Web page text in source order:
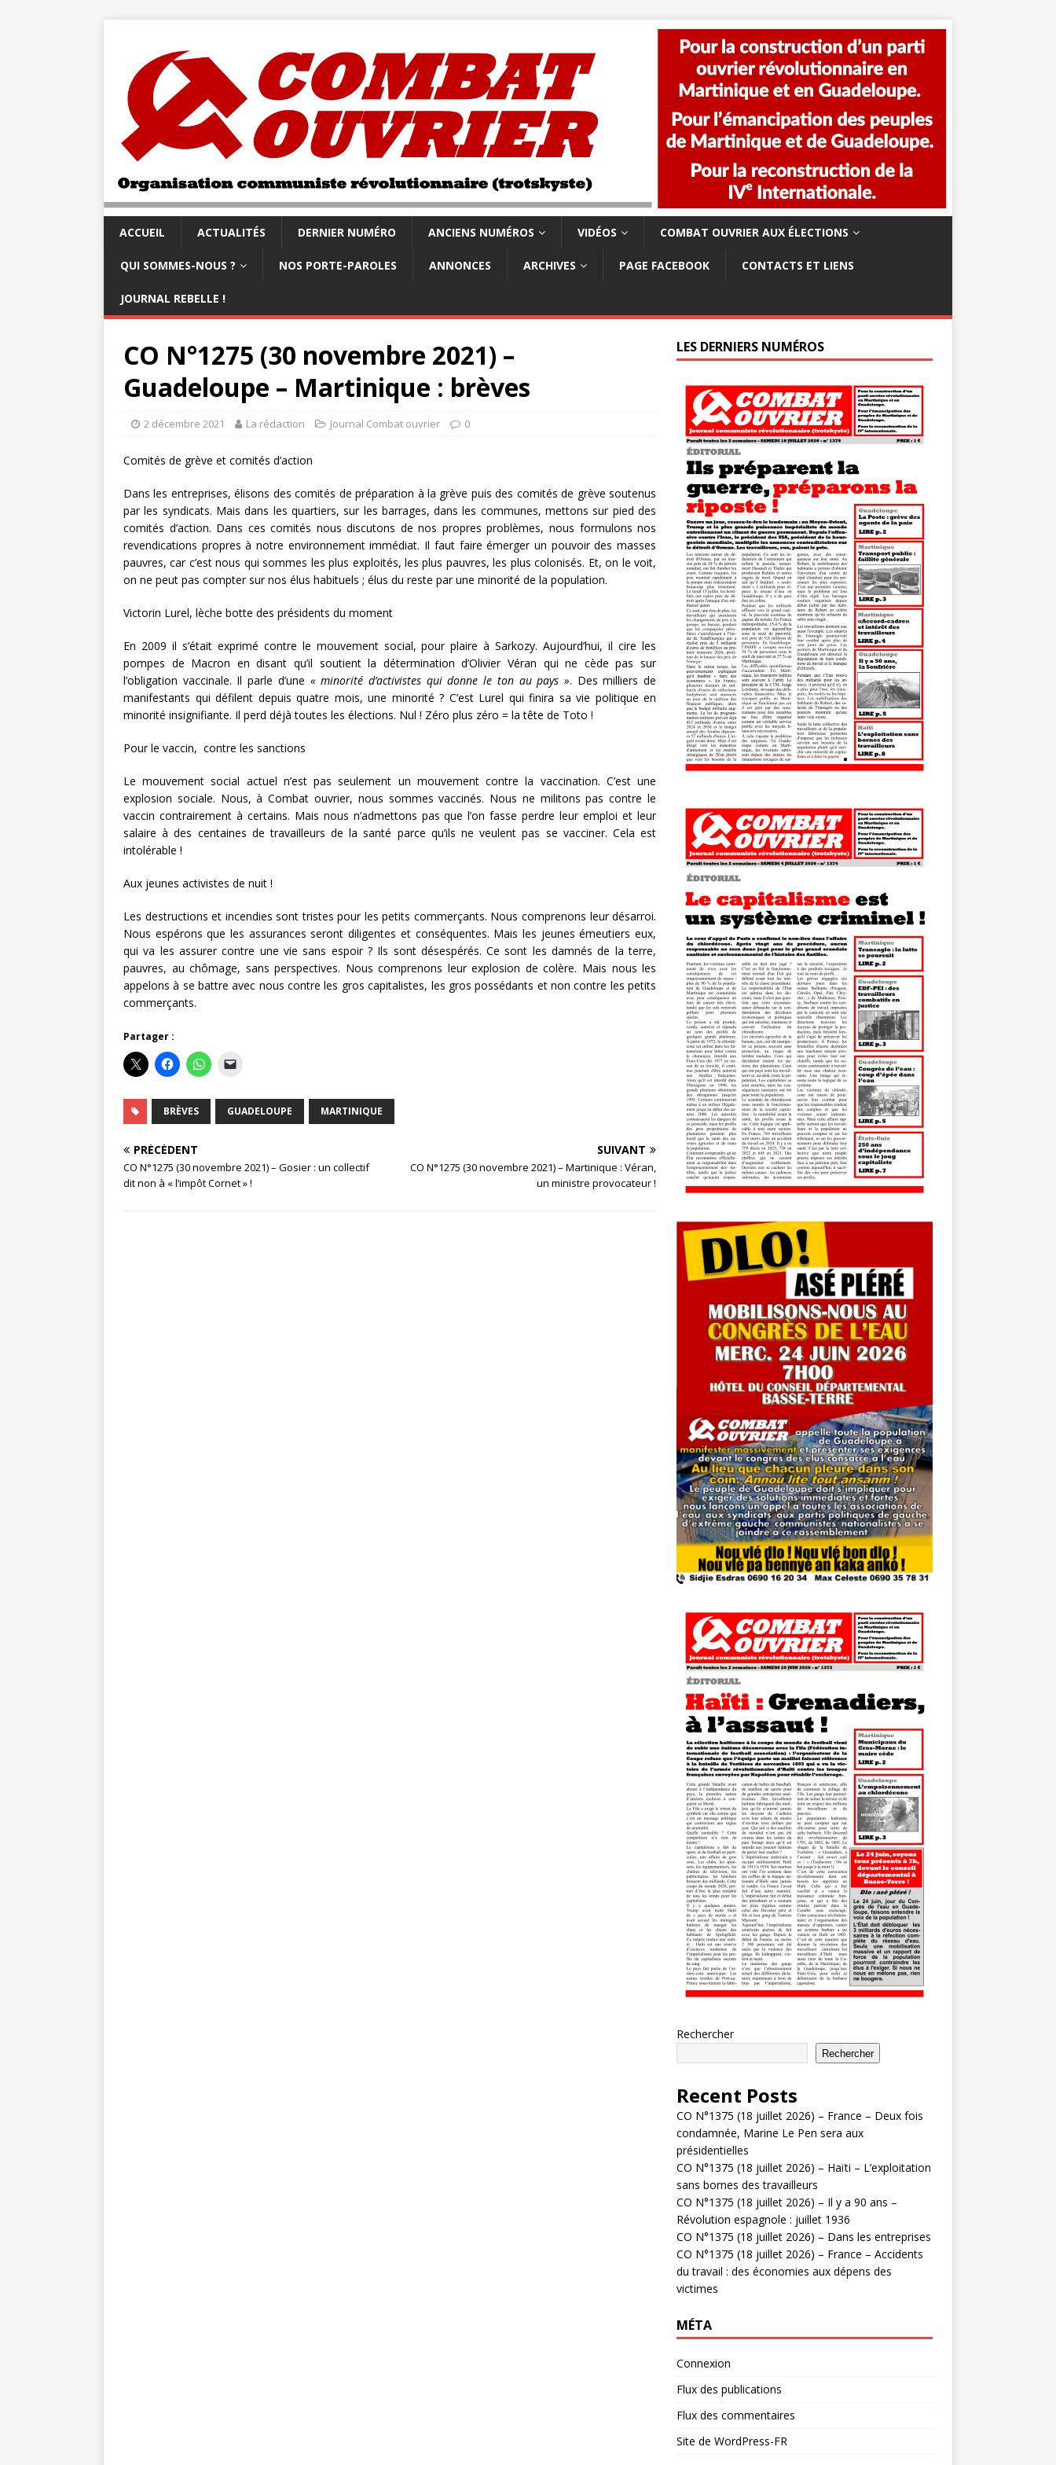
ACCUEIL ACTUALITÉS DERNIER NUMÉRO ANCIENS NUMÉROS VIDÉOS COMBAT OUVRIER AUX ÉLECTIONS
QUI SOMMES-NOUS ? NOS PORTE-PAROLES ANNONCES ARCHIVES PAGE FACEBOOK CONTACTS ET LIENS
JOURNAL REBELLE !
CO N°1275 (30 novembre 2021) –
Guadeloupe – Martinique : brèves
2 décembre 2021 La rédaction Journal Combat ouvrier 0
Comités de grève et comités d’action
Dans les entreprises, élisons des comités de préparation à la grève puis des comités de grève soutenus
par les syndicats. Mais dans les quartiers, sur les barrages, dans les communes, mettons sur pied des
comités d’action. Dans ces comités nous discutons de nos propres problèmes, nous formulons nos
revendications propres à notre environnement immédiat. Il faut faire émerger un pouvoir des masses
pauvres, car c’est nous qui sommes les plus exploités, les plus pauvres, les plus colonisés. Et, on le voit,
on ne peut pas compter sur nos élus habituels ; élus du reste par une minorité de la population.
Victorin Lurel, lèche botte des présidents du moment
En 2009 il s’était exprimé contre le mouvement social, pour plaire à Sarkozy. Aujourd’hui, il cire les
pompes de Macron en disant qu’il soutient la détermination d’Olivier Véran qui ne cède pas sur
l’obligation vaccinale. Il parle d’une « minorité d’activistes qui donne le ton au pays ». Des milliers de
manifestants qui défilent depuis quatre mois, une minorité ? C’est Lurel qui finira sa vie politique en
minorité insignifiante. Il perd déjà toutes les élections. Nul ! Zéro plus zéro = la tête de Toto !
Pour le vaccin, contre les sanctions
Le mouvement social actuel n’est pas seulement un mouvement contre la vaccination. C’est une
explosion sociale. Nous, à Combat ouvrier, nous sommes vaccinés. Nous ne militons pas contre le
vaccin contrairement à certains. Mais nous n’admettons pas que l’on fasse perdre leur emploi et leur
salaire à des centaines de travailleurs de la santé parce qu’ils ne veulent pas se vacciner. Cela est
intolérable !
Aux jeunes activistes de nuit !
Les destructions et incendies sont tristes pour les petits commerçants. Nous comprenons leur désarroi.
Nous espérons que les assurances seront diligentes et conséquentes. Mais les jeunes émeutiers eux,
qui va les assurer contre une vie sans espoir ? Ils sont désespérés. Ce sont les damnés de la terre,
pauvres, au chômage, sans perspectives. Nous comprenons leur explosion de colère. Mais nous les
appelons à se battre avec nous contre les gros capitalistes, les gros possédants et non contre les petits
commerçants.
Partager :
BRÈVES GUADELOUPE MARTINIQUE
PRÉCÉDENT
CO N°1275 (30 novembre 2021) – Gosier : un collectif
dit non à « l’impôt Cornet » !
SUIVANT
CO N°1275 (30 novembre 2021) – Martinique : Véran,
un ministre provocateur !
LES DERNIERS NUMÉROS
Rechercher
Rechercher
Recent Posts
CO N°1375 (18 juillet 2026) – France – Deux fois
condamnée, Marine Le Pen sera aux
présidentielles
CO N°1375 (18 juillet 2026) – Haïti – L’exploitation
sans bornes des travailleurs
CO N°1375 (18 juillet 2026) – Il y a 90 ans –
Révolution espagnole : juillet 1936
CO N°1375 (18 juillet 2026) – Dans les entreprises
CO N°1375 (18 juillet 2026) – France – Accidents
du travail : des économies aux dépens des
victimes
MÉTA
Connexion
Flux des publications
Flux des commentaires
Site de WordPress-FR